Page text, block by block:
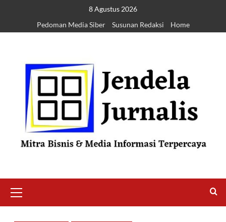
8 Agustus 2026
Pedoman Media Siber
Susunan Redaksi Home